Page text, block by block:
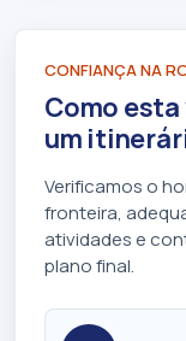
CONFIANÇA NA
Como
um
Verificamos o
fronteira,
atividades e
plano final.